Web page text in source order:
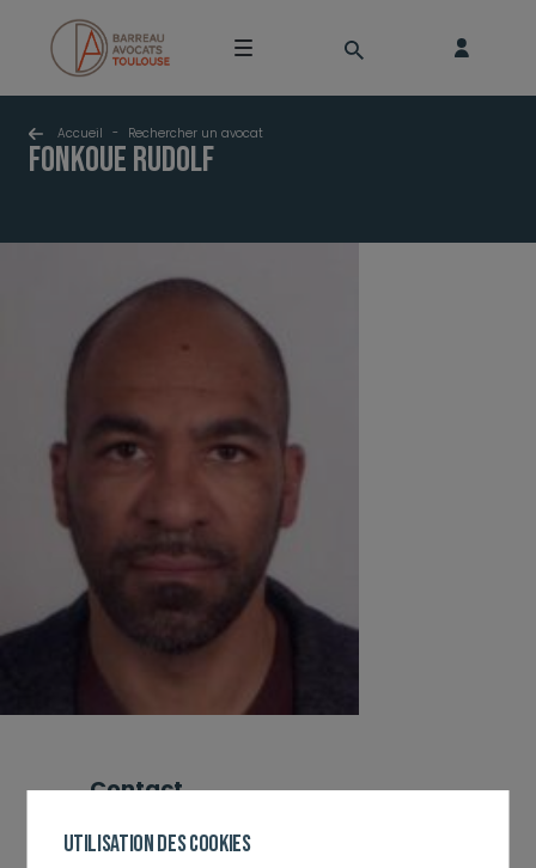
Utilisation des cookies
Accueil - Rechercher un avocat
FONKOUE Rudolf
contact
Tél. :0663135704
Email :r.fonkoue@mobilis-avocats.fr